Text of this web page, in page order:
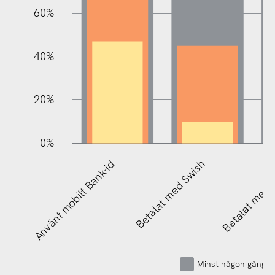
60%
40%
20%
0%
Använt mobilt Bank-id Betalat med Swish Betalat
Minst någon gång